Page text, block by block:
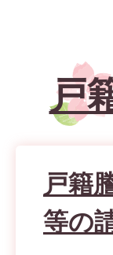
戸
戸籍
等の